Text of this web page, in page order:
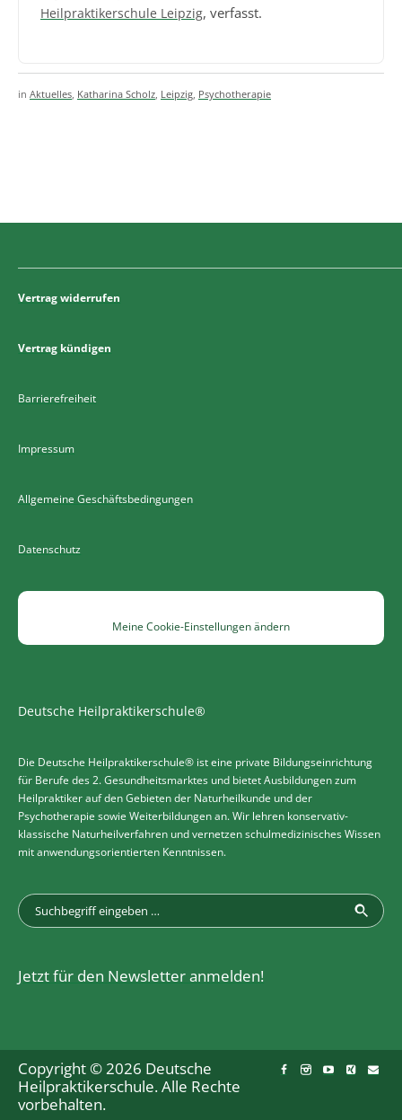
Heilpraktikerschule Leipzig, verfasst.
in Aktuelles Katharina Scholz Leipzig Psychotherapie
Vertrag widerrufen
Vertrag kündigen
Barrierefreiheit
Impressum
Allgemeine Geschäftsbedingungen
Datenschutz
Meine Cookie-Einstellungen ändern
Deutsche Heilpraktikerschule®
Die Deutsche Heilpraktikerschule® ist eine private Bildungseinrichtung
für Berufe des 2. Gesundheitsmarktes und bietet Ausbildungen zum
Heilpraktiker auf den Gebieten der Naturheilkunde und der
Psychotherapie sowie Weiterbildungen an. Wir lehren konservativ-
klassische Naturheilverfahren und vernetzen schulmedizinisches Wissen
mit anwendungsorientierten Kenntnissen.
Jetzt für den Newsletter anmelden!
Copyright © 2026 Deutsche
Heilpraktikerschule. Alle Rechte
vorbehalten.